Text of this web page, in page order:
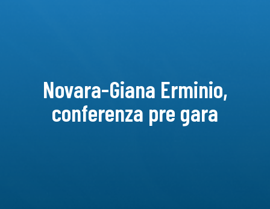
Novara-Giana Erminio,
conferenza pre gara